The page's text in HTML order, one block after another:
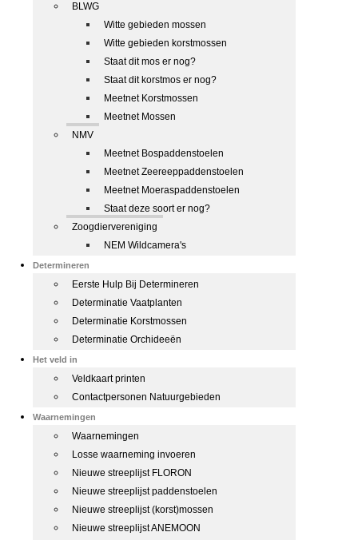
BLWG
Witte gebieden mossen
Witte gebieden korstmossen
Staat dit mos er nog?
Staat dit korstmos er nog?
Meetnet Korstmossen
Meetnet Mossen
NMV
Meetnet Bospaddenstoelen
Meetnet Zeereeppaddenstoelen
Meetnet Moeraspaddenstoelen
Staat deze soort er nog?
Zoogdiervereniging
NEM Wildcamera's
Determineren
Eerste Hulp Bij Determineren
Determinatie Vaatplanten
Determinatie Korstmossen
Determinatie Orchideeën
Het veld in
Veldkaart printen
Contactpersonen Natuurgebieden
Waarnemingen
Waarnemingen
Losse waarneming invoeren
Nieuwe streeplijst FLORON
Nieuwe streeplijst paddenstoelen
Nieuwe streeplijst (korst)mossen
Nieuwe streeplijst ANEMOON